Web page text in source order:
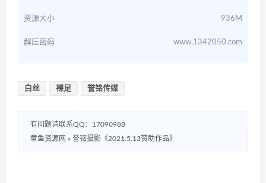
资源大小 936M
解压密码 www.1342050.com
白丝 裸足 誉铭传媒
有问题请联系QQ：17090988
章鱼资源网 » 誉铭摄影《2021.5.13赞助作品》